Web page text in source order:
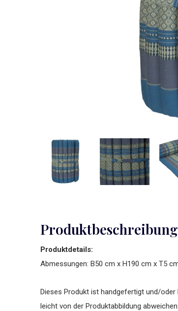
Produktbeschreibung
Produktdetails:
Abmessungen: B50 cm x H190 cm x T5
Dieses Produkt ist handgefertigt und/
leicht von der Produktabbildung